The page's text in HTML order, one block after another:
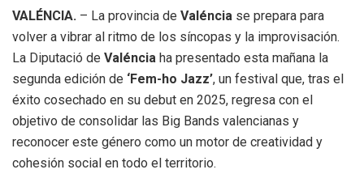
VALÉNCIA. – La provincia de Valéncia se prepara para
volver a vibrar al ritmo de los síncopas y la improvisación.
La Diputació de Valéncia ha presentado esta mañana la
segunda edición de ‘Fem-ho Jazz’, un festival que, tras el
éxito cosechado en su debut en 2025, regresa con el
objetivo de consolidar las Big Bands valencianas y
reconocer este género como un motor de creatividad y
cohesión social en todo el territorio.